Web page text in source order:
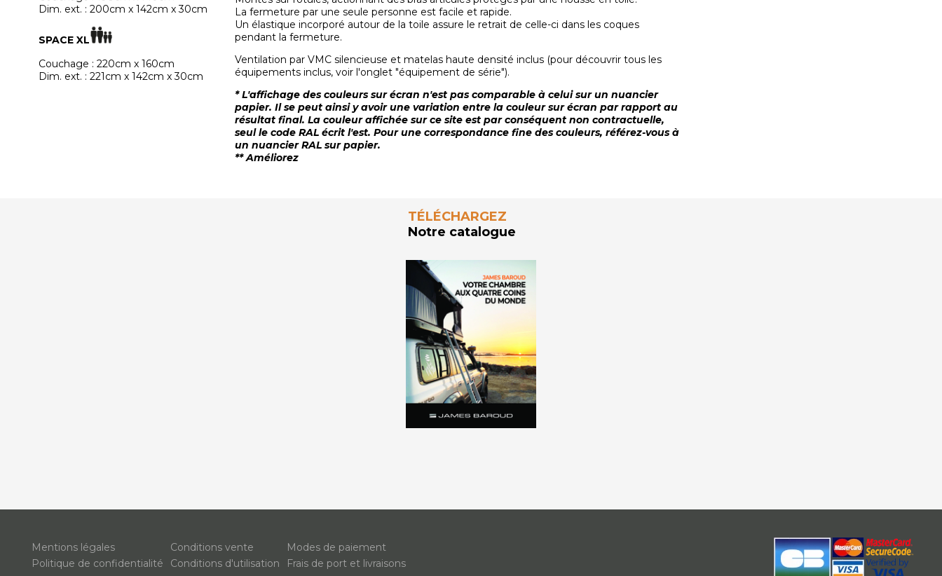
Dim. ext. : 200cm x 142cm x 30cm
SPACE XL
Couchage : 220cm x 160cm
Dim. ext. : 221cm x 142cm x 30cm
La fermeture par une seule personne est facile et rapide.
Un élastique incorporé autour de la toile assure le retrait de celle-ci dans les coques
pendant la fermeture.
Ventilation par VMC silencieuse et matelas haute densité inclus (pour découvrir tous les
équipements inclus, voir l'onglet "équipement de série").
* L'affichage des couleurs sur écran n'est pas comparable à celui sur un nuancier
papier. Il se peut ainsi y avoir une variation entre la couleur sur écran par rapport au
résultat final. La couleur affichée sur ce site est par conséquent non contractuelle,
seul le code RAL écrit l'est. Pour une correspondance fine des couleurs, référez-vous à
un nuancier RAL sur papier.
** Améliorez
TÉLÉCHARGEZ
Notre catalogue
Mentions légales
Politique de confidentialité
Conditions vente
Conditions d'utilisation
Modes de paiement
Frais de port et livraisons